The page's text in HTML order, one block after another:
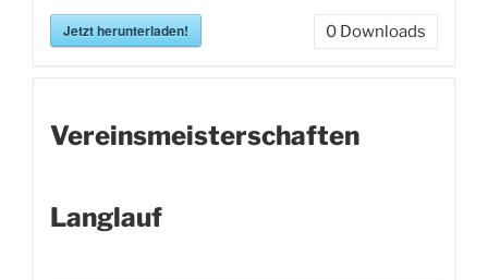
Jetzt herunterladen! 0 Downloads
Vereinsmeisterschaften
Langlauf